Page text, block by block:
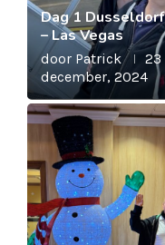
Dag 1 Dusseldorf
– Las Vegas
door Patrick
23
december, 2024